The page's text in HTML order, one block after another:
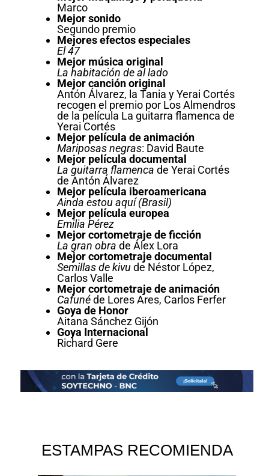
Marco
Mejor sonido
Segundo premio
Mejores efectos especiales
El 47
Mejor música original
La habitación de al lado
Mejor canción original
Antón Álvarez, la Tania y Yerai Cortés
recogen el premio por Los Almendros
de la película La guitarra flamenca de
Yerai Cortés
Mejor película de animación
Mariposas negras: David Baute
Mejor película documental
La guitarra flamenca de Yerai Cortés
de Antón Álvarez
Mejor película iberoamericana
Ainda estou aquí (Brasil)
Mejor película europea
Emilia Pérez
Mejor cortometraje de ficción
La gran obrade Álex Lora
Mejor cortometraje documental
Semillas de kivu de Néstor López,
Carlos Valle
Mejor cortometraje de animación
Cafunéde Lores Ares, Carlos Ferfer
Goya de Honor
Aitana Sánchez Gijón
Goya Internacional
Richard Gere
ESTAMPAS RECOMIENDA